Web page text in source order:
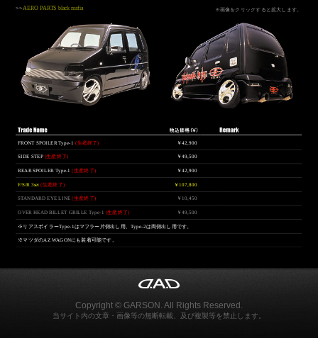
※画像をクリックすると拡大します。
>>AERO PARTS black mafia
FRONT SPOILER Type-1 (生産終了) ￥42,900
SIDE STEP (生産終了) ￥49,500
REAR SPOILER Type-1 (生産終了) ￥42,900
F/S/R 3set (生産終了) ￥107,800
STANDARD EYE LINE (生産終了) ￥10,450
OVER HEAD BILLET GRILLE Type-1 (生産終了) ￥49,500
※リアスポイラーType-1はマフラー片側出し用、Type-2は両側出し用です。
※マツダのAZ WAGONにも装着可能です。
Copyright © GARSON. All Rights Reserved.
当サイト内の文章・画像等の無断転載、及び複製等を禁止します。